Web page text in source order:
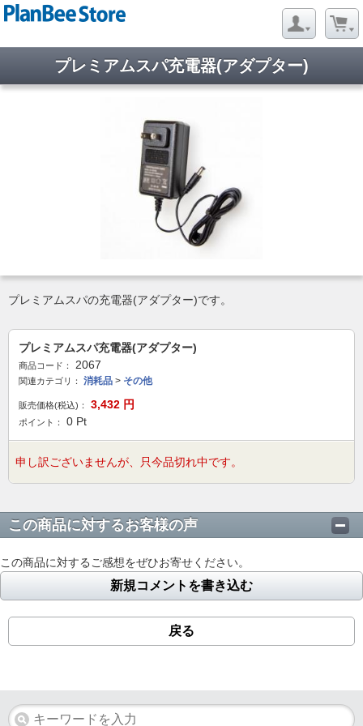
プレミアムスパ充電器(アダプター)
プレミアムスパの充電器(アダプター)です。
プレミアムスパ充電器(アダプター)
商品コード： 2067
関連カテゴリ： 消耗品 > その他
販売価格(税込)： 3,432 円
ポイント： 0 Pt
申し訳ございませんが、只今品切れ中です。
この商品に対するお客様の声
この商品に対するご感想をぜひお寄せください。
新規コメントを書き込む
戻る